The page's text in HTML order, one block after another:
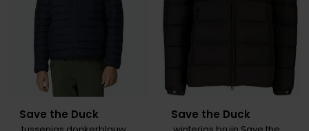
Save the Duck Save the Duck